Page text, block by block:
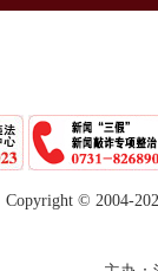
Copyright © 2004-